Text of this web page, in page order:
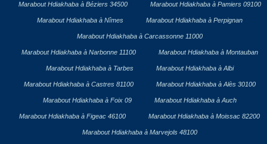
Marabout Hdiakhaba à Béziers 34500 Marabout Hdiakhaba à Pamiers 09100
Marabout Hdiakhaba à Nîmes Marabout Hdiakhaba à Perpignan
Marabout Hdiakhaba à Carcassonne 11000
Marabout Hdiakhaba à Narbonne 11100 Marabout Hdiakhaba à Montauban
Marabout Hdiakhaba à Tarbes Marabout Hdiakhaba à Albi
Marabout Hdiakhaba à Castres 81100 Marabout Hdiakhaba à Alès 30100
Marabout Hdiakhaba à Foix 09 Marabout Hdiakhaba à Auch
Marabout Hdiakhaba à Figeac 46100 Marabout Hdiakhaba à Moissac 82200
Marabout Hdiakhaba à Marvejols 48100